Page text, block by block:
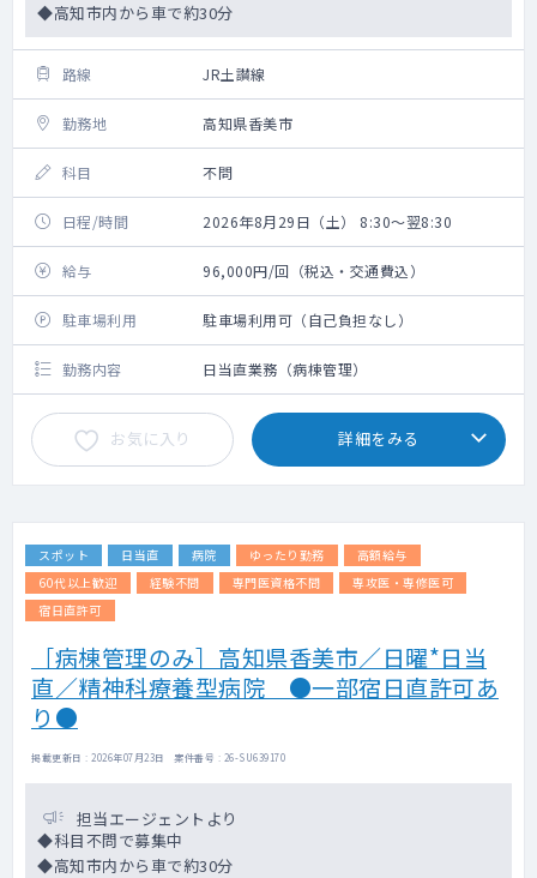
◆高知市内から車で約30分
路線 JR土讃線
勤務地 高知県香美市
科目 不問
日程/時間 2026年8月29日（土） 8:30～翌8:30
給与 96,000円/回（税込・交通費込）
駐車場利用 駐車場利用可（自己負担なし）
勤務内容 日当直業務（病棟管理）
お気に入り 詳細をみる
スポット 日当直 病院 ゆったり勤務
高額給与
60代以上歓迎
経験不問 専門医資格不問
専攻医・専修医可
宿日直許可
［病棟管理のみ］高知県香美市／日曜*日当
直／精神科療養型病院 ●一部宿日直許可あ
り●
掲載更新日 : 2026年07月23日 案件番号 : 26-SU639170
担当エージェントより
◆科目不問で募集中
◆高知市内から車で約30分